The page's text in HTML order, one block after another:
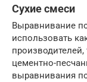
Сухие смеси
Выравнивание
использовать
цементно-
выравнивания